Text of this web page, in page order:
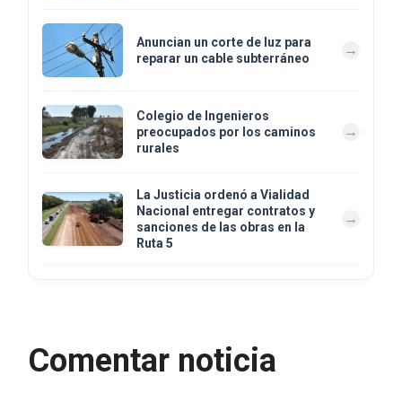
Anuncian un corte de luz para
reparar un cable subterráneo
Colegio de Ingenieros
preocupados por los caminos
rurales
La Justicia ordenó a Vialidad
Nacional entregar contratos y
sanciones de las obras en la
Ruta 5
Comentar noticia